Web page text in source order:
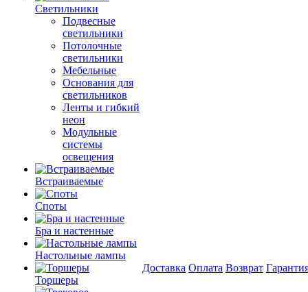
Светильники
Подвесные
светильники
Потолочные
светильники
Мебельные
Основания для
светильников
Ленты и гибкий
неон
Модульные
системы
освещения
Встраиваемые
Споты
Бра и настенные
Настольные лампы
Торшеры
Доставка Оплата Возврат